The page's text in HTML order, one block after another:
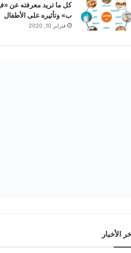
كل ما تريد معرفته عن
ب» وتأثيره على الأطفال
فبراير 10, 2020
آخر الأخبار